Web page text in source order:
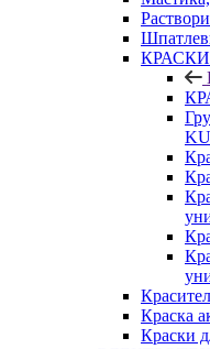
Краска
Краски